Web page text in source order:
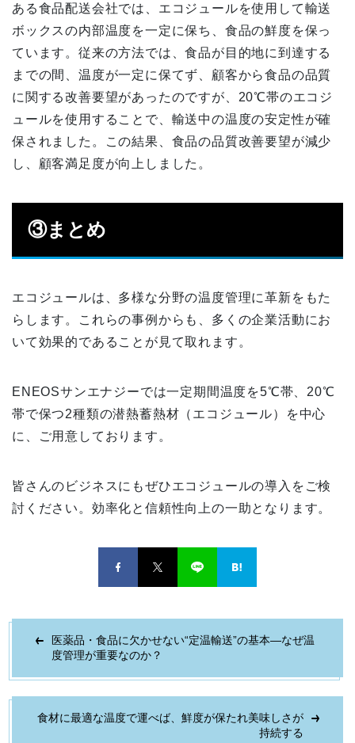
ある食品配送会社では、エコジュールを使用して輸送
ボックスの内部温度を一定に保ち、食品の鮮度を保っ
ています。従来の方法では、食品が目的地に到達する
までの間、温度が一定に保てず、顧客から食品の品質
に関する改善要望があったのですが、20℃帯のエコジ
ュールを使用することで、輸送中の温度の安定性が確
保されました。この結果、食品の品質改善要望が減少
し、顧客満足度が向上しました。
③まとめ
エコジュールは、多様な分野の温度管理に革新をもた
らします。これらの事例からも、多くの企業活動にお
いて効果的であることが見て取れます。
ENEOSサンエナジーでは一定期間温度を5℃帯、20℃
帯で保つ2種類の潜熱蓄熱材（エコジュール）を中心
に、ご用意しております。
皆さんのビジネスにもぜひエコジュールの導入をご検
討ください。効率化と信頼性向上の一助となります。
医薬品・食品に欠かせない“定温輸送”の基本―なぜ温
度管理が重要なのか？
食材に最適な温度で運べば、鮮度が保たれ美味しさが
持続する